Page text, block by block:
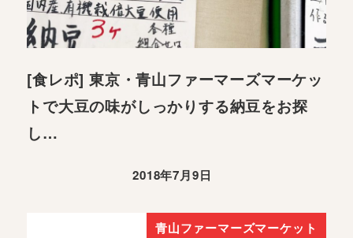
[食レポ] 東京・青山ファーマーズマーケッ
トで大豆の味がしっかりする納豆をお探
し…
2018年7月9日
青山ファーマーズマーケット